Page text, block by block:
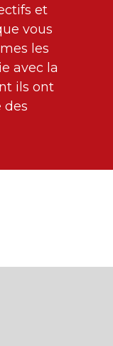
et
vous
les
avec la
ils ont
des